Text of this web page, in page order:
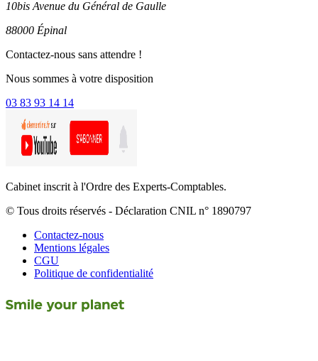
10bis Avenue du Général de Gaulle
88000 Épinal
Contactez-nous sans attendre !
Nous sommes à votre disposition
03 83 93 14 14
Cabinet inscrit à l'Ordre des Experts-Comptables.
© Tous droits réservés - Déclaration CNIL n° 1890797
Contactez-nous
Mentions légales
CGU
Politique de confidentialité